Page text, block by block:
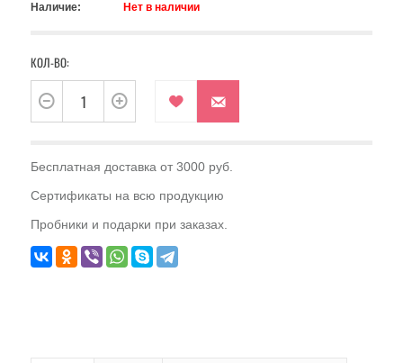
Наличие:
Нет в наличии
КОЛ-ВО:
Бесплатная доставка от 3000 руб.
Сертификаты на всю продукцию
Пробники и подарки при заказах.